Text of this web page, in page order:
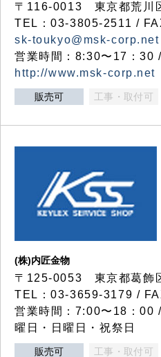
〒116-0013 東京都荒川
TEL：03-3805-2511 /
sk-toukyo@msk-corp.net
営業時間：8:30〜17：30
http://www.msk-corp.net
販売可 工事・取付可
(株)内匠金物
〒125-0053 東京都葛飾
TEL：03-3659-3179 /
営業時間：7:00〜18：00
曜日・日曜日・祝祭日
販売可 工事・取付可